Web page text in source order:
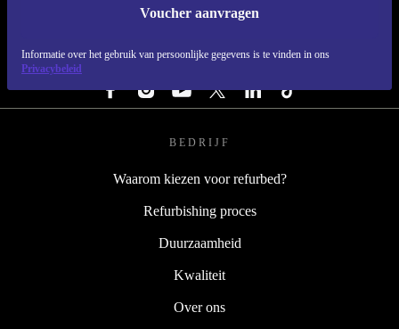
Voucher aanvragen
Informatie over het gebruik van persoonlijke gegevens is te vinden in ons
Privacybeleid
REFURBED NEDERLAND - RETHINK NEW.
VOLG ONS
BEDRIJF
Waarom kiezen voor refurbed?
Refurbishing proces
Duurzaamheid
Kwaliteit
Over ons